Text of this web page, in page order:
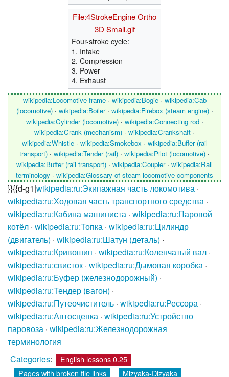
File:4StrokeEngine Ortho
3D Small.gif
Four-stroke cycle:
1. Intake
2. Compression
3. Power
4. Exhaust
wikipedia:Locomotive frame· wikipedia:Bogie· wikipedia:Cab
(locomotive)· wikipedia:Boiler· wikipedia:Firebox (steam engine)·
wikipedia:Cylinder (locomotive)· wikipedia:Connecting rod·
wikipedia:Crank (mechanism) · wikipedia:Crankshaft ·
wikipedia:Whistle· wikipedia:Smokebox · wikipedia:Buffer (rail
transport) · wikipedia:Tender (rail) · wikipedia:Pilot (locomotive) ·
wikipedia:Buffer (rail transport) · wikipedia:Coupler· wikipedia:Rail
terminology · wikipedia:Glossary of steam locomotive components
}}{{d-g1| wikipedia:ru:Экипажная часть локомотива ·
wikipedia:ru:Ходовая часть транспортного средства ·
wikipedia:ru:Кабина машиниста · wikipedia:ru:Паровой
котёл · wikipedia:ru:Топка · wikipedia:ru:Цилиндр
(двигатель) · wikipedia:ru:Шатун (деталь) ·
wikipedia:ru:Кривошип · wikipedia:ru:Коленчатый вал ·
wikipedia:ru:свисток · wikipedia:ru:Дымовая коробка ·
wikipedia:ru:Буфер (железнодорожный) ·
wikipedia:ru:Тендер (вагон) ·
wikipedia:ru:Путеочиститель · wikipedia:ru:Рессора ·
wikipedia:ru:Автосцепка · wikipedia:ru:Устройство
паровоза · wikipedia:ru:Железнодорожная
терминология
Categories:
English lessons 0.25
Pages with broken file links
Mizyaka-Dizyaka